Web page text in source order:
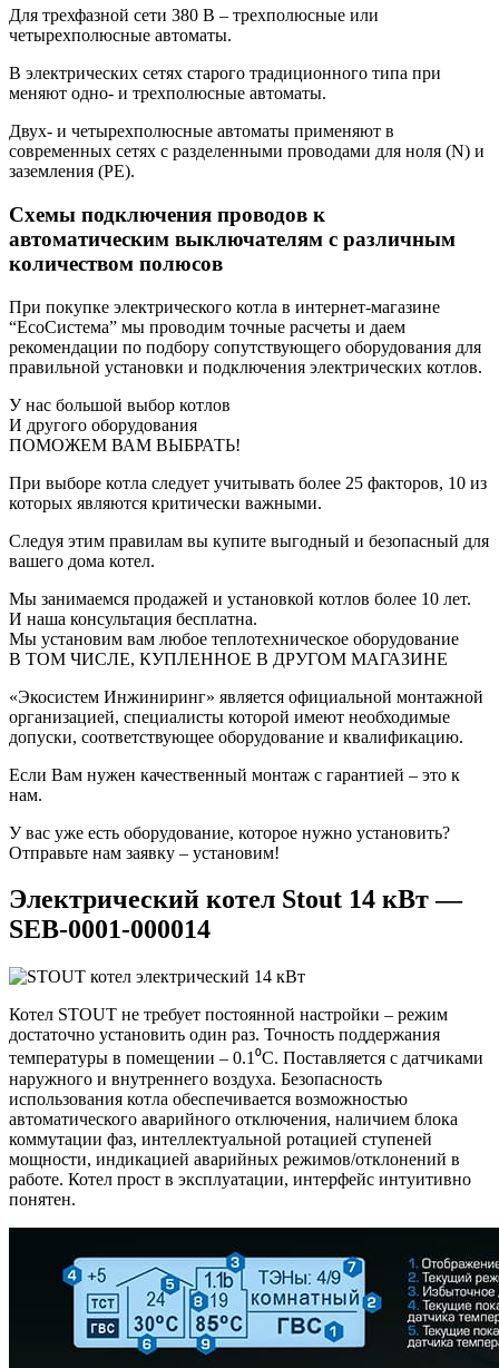
Для трехфазной сети 380 В – трехполюсные или
четырехполюсные автоматы.
В электрических сетях старого традиционного типа при
меняют одно- и трехполюсные автоматы.
Двух- и четырехполюсные автоматы применяют в
современных сетях с разделенными проводами для ноля (N) и
заземления (PE).
Схемы подключения проводов к
автоматическим выключателям с различным
количеством полюсов
При покупке электрического котла в интернет-магазине
“EcoСистема” мы проводим точные расчеты и даем
рекомендации по подбору сопутствующего оборудования для
правильной установки и подключения электрических котлов.
У нас большой выбор котлов
И другого оборудования
ПОМОЖЕМ ВАМ ВЫБРАТЬ!
При выборе котла следует учитывать более 25 факторов, 10 из
которых являются критически важными.
Следуя этим правилам вы купите выгодный и безопасный для
вашего дома котел.
Мы занимаемся продажей и установкой котлов более 10 лет.
И наша консультация бесплатна.
Мы установим вам любое теплотехническое оборудование
В ТОМ ЧИСЛЕ, КУПЛЕННОЕ В ДРУГОМ МАГАЗИНЕ
«Экосистем Инжиниринг» является официальной монтажной
организацией, специалисты которой имеют необходимые
допуски, соответствующее оборудование и квалификацию.
Если Вам нужен качественный монтаж с гарантией – это к
нам.
У вас уже есть оборудование, которое нужно установить?
Отправьте нам заявку – установим!
Электрический котел Stout 14 кВт —
SEB-0001-000014
Котел STOUT не требует постоянной настройки – режим
достаточно установить один раз. Точность поддержания
температуры в помещении – 0.1⁰С. Поставляется с датчиками
наружного и внутреннего воздуха. Безопасность
использования котла обеспечивается возможностью
автоматического аварийного отключения, наличием блока
коммутации фаз, интеллектуальной ротацией ступеней
мощности, индикацией аварийных режимов/отклонений в
работе. Котел прост в эксплуатации, интерфейс интуитивно
понятен.